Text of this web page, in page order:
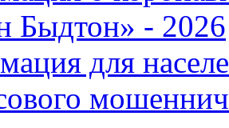
Быдтон» - 2026
для